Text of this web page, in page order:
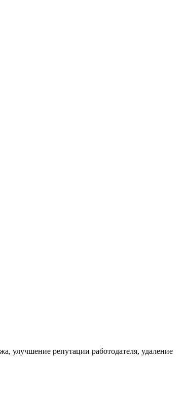
улучшение репутации работодателя, удаление